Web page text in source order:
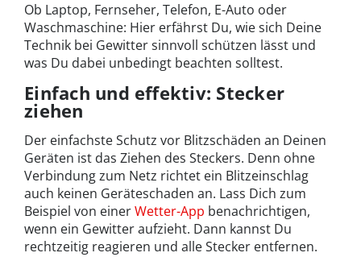
Ob Laptop, Fernseher, Telefon, E-Auto oder
Waschmaschine: Hier erfährst Du, wie sich Deine
Technik bei Gewitter sinnvoll schützen lässt und
was Du dabei unbedingt beachten solltest.
Einfach und effektiv: Stecker
ziehen
Der einfachste Schutz vor Blitzschäden an Deinen
Geräten ist das Ziehen des Steckers. Denn ohne
Verbindung zum Netz richtet ein Blitzeinschlag
auch keinen Geräteschaden an. Lass Dich zum
Beispiel von einerWetter-App benachrichtigen,
wenn ein Gewitter aufzieht. Dann kannst Du
rechtzeitig reagieren und alle Stecker entfernen.